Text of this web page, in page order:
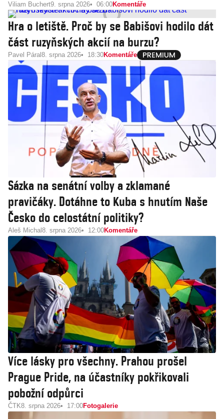
Viliam Buchert9. srpna 2026 06:00Komentáře
Hra o letiště. Proč by se Babišovi hodilo dát
část ruzyňských akcií na burzu?
Pavel Páral 8. srpna 2026 18:30Komentáře
Sázka na senátní volby a zklamané
pravičáky. Dotáhne to Kuba s hnutím Naše
Česko do celostátní politiky?
Aleš Michal 8. srpna 2026 12:00Komentáře
Více lásky pro všechny. Prahou prošel
Prague Pride, na účastníky pokřikovali
pobožní odpůrci
ČTK8. srpna 2026 17:00Fotogalerie